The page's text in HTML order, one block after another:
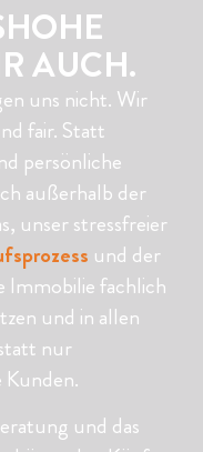
AUCH.
uns nicht. Wir
fair. Statt
persönliche
außerhalb der
unser stressfreier
und der
Immobilie fachlich
und in allen
nur
und das